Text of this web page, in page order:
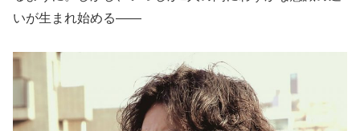
いが生まれ始める――